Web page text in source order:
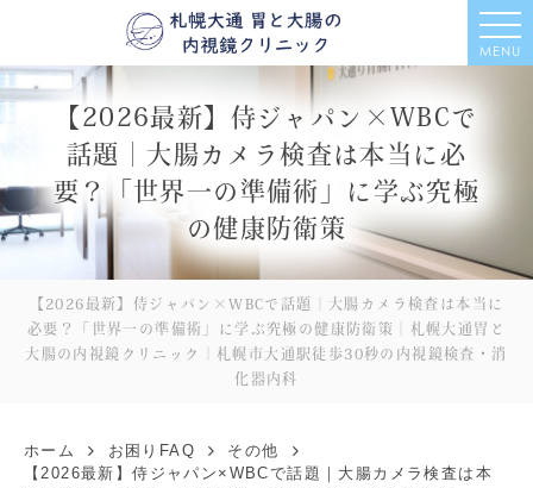
MENU
【2026最新】侍ジャパン×WBCで
話題｜大腸カメラ検査は本当に必
要？「世界一の準備術」に学ぶ究極
の健康防衛策
【2026最新】侍ジャパン×WBCで話題｜大腸カメラ検査は本当に
必要？「世界一の準備術」に学ぶ究極の健康防衛策｜札幌大通胃と
大腸の内視鏡クリニック｜札幌市大通駅徒歩30秒の内視鏡検査・消
化器内科
ホーム お困りFAQ
その他
【2026最新】侍ジャパン×WBCで話題｜大腸カメラ検査は本